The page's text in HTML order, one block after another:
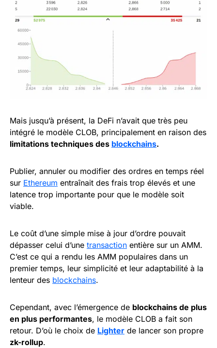
Mais jusqu’à présent, la DeFi n’avait que très peu
intégré le modèle CLOB, principalement en raison des
limitations techniques des blockchains.
Publier, annuler ou modifier des ordres en temps réel
sur Ethereum entraînait des frais trop élevés et une
latence trop importante pour que le modèle soit
viable.
Le coût d’une simple mise à jour d’ordre pouvait
dépasser celui d’une transaction entière sur un AMM.
C’est ce qui a rendu les AMM populaires dans un
premier temps, leur simplicité et leur adaptabilité à la
lenteur des blockchains.
Cependant, avec l’émergence de blockchains de plus
en plus performantes, le modèle CLOB a fait son
retour. D’où le choix de Lighter de lancer son propre
zk-rollup.